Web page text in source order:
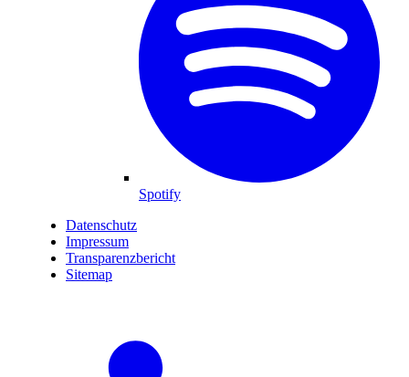
Spotify
Datenschutz
Impressum
Transparenzbericht
Sitemap